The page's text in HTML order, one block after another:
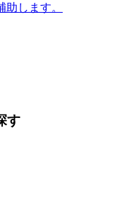
します。
す